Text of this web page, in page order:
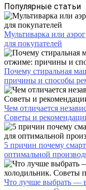
Популярные статьи
Мультиварка или
для покупателей
Почему стиральная
причины и способы
Чем отличается
Советы и
5 причин почему
оптимальной
Что лучше выбрать —